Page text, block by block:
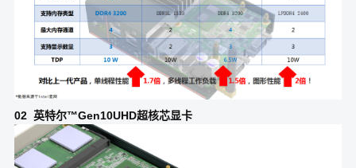
02 英特尔™Gen10UHD超核芯显卡